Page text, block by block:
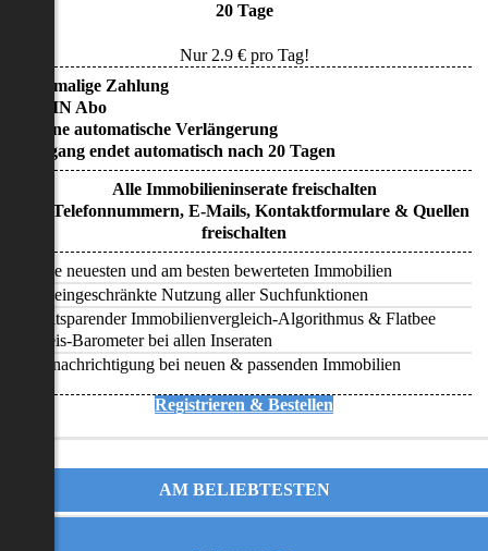
20 Tage
Nur 2.9€ pro Tag!
• Einmalige Zahlung
• KEIN Abo
• Keine automatische Verlängerung
• Zugang endet automatisch nach 20 Tagen
Alle Immobilieninserate freischalten
Alle Telefonnummern, E-Mails, Kontaktformulare & Quellen
freischalten
Alle neuesten und am besten bewerteten Immobilien
Uneingeschränkte Nutzung aller Suchfunktionen
Zeitsparender Immobilienvergleich-Algorithmus & Flatbee
Preis-Barometer bei allen Inseraten
Benachrichtigung bei neuen & passenden Immobilien
Registrieren & Bestellen
AM BELIEBTESTEN